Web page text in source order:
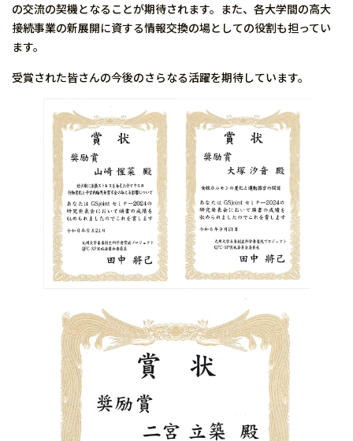
の交流の契機となることが期待されます。また、各大学間の高大
接続事業の新展開に資する情報交換の場としての役割も担ってい
ます。
受賞された皆さんの今後のさらなる活躍を期待しています。